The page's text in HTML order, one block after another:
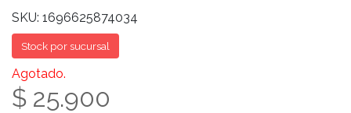
SKU: 1696625874034
Stock por sucursal
Agotado.
$ 25.900